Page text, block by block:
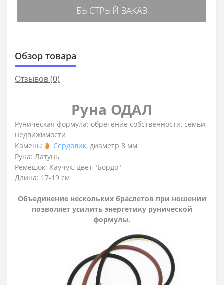
БЫСТРЫЙ ЗАКАЗ
Обзор товара
Отзывов (0)
Руна ОДАЛ
Руническая формула: обретение собственности, семьи,
недвижимости
Камень:
Сердолик, диаметр 8 мм
Руна: Латунь
Ремешок: Каучук, цвет "Бордо"
Длина: 17-19 см
Объединение нескольких браслетов при ношении
позволяет усилить энергетику рунической
формулы.